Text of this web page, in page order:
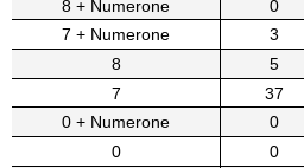
8 + Numerone
0
7 + Numerone
3
8
5
7
37
0 + Numerone
0
0
0